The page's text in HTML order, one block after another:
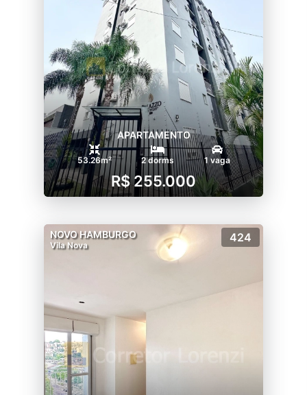
APARTAMENTO
53.26m² 2 dorms 1 vaga
R$ 255.000
NOVO HAMBURGO
Vila Nova
424